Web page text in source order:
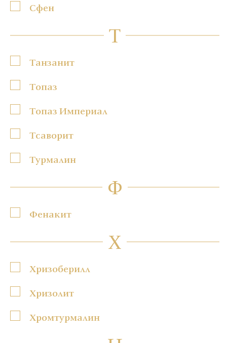
Сфен
Т
Танзанит
Топаз
Топаз Империал
Тсаворит
Турмалин
Ф
Фенакит
Х
Хризоберилл
Хризолит
Хромтурмалин